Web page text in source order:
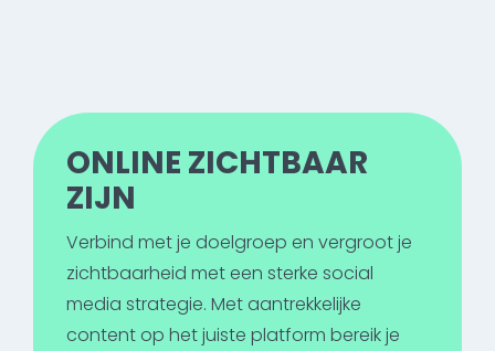
ONLINE ZICHTBAAR
ZIJN
Verbind met je doelgroep en vergroot je
zichtbaarheid met een sterke social
media strategie. Met aantrekkelijke
content op het juiste platform bereik je